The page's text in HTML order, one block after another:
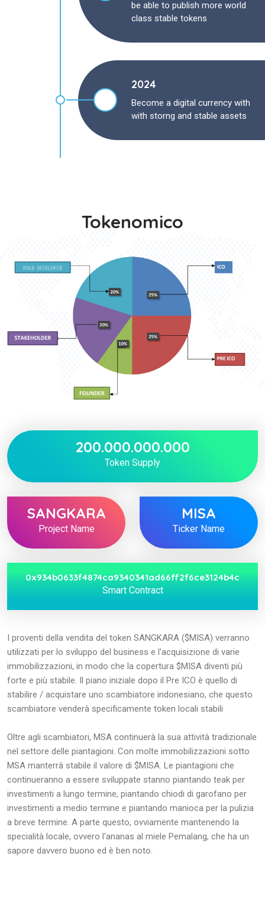
be able to publish more world
class stable tokens
2024
Become a digital currency with
with storng and stable assets
Tokenomico
200.000.000.000
Token Supply
SANGKARA
Project Name
MISA
Ticker Name
0x934b0633f4874ca9340341ad66ff2f6ce3124b4c
Smart Contract
I proventi della vendita del token SANGKARA ($MISA) verranno
utilizzati per lo sviluppo del business e l'acquisizione di varie
immobilizzazioni, in modo che la copertura $MISA diventi più
forte e più stabile. Il piano iniziale dopo il Pre ICO è quello di
stabilire / acquistare uno scambiatore indonesiano, che questo
scambiatore venderà specificamente token locali stabili
Oltre agli scambiatori, MSA continuerà la sua attività tradizionale
nel settore delle piantagioni. Con molte immobilizzazioni sotto
MSA manterrà stabile il valore di $MISA. Le piantagioni che
continueranno a essere sviluppate stanno piantando teak per
investimenti a lungo termine, piantando chiodi di garofano per
investimenti a medio termine e piantando manioca per la pulizia
a breve termine. A parte questo, ovviamente mantenendo la
specialità locale, ovvero l'ananas al miele Pemalang, che ha un
sapore davvero buono ed è ben noto.